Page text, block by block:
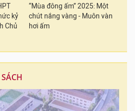
kỷ
Chủ
“Mùa đông ấm” 2025: Một
chút nắng vàng - Muôn vàn
hơi ấm